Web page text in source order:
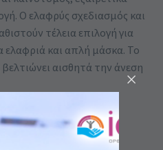
Ο ελαφρύς σχεδιασμός και
τέλεια επιλογή για
ελαφριά και απλή μάσκα. Το
αισθητά την άνεση